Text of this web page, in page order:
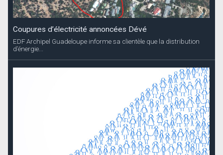
Coupures d’électricité annoncées Dévé
EDF Archipel Guadeloupe informe sa clientèle que la distribution
d’énergie...